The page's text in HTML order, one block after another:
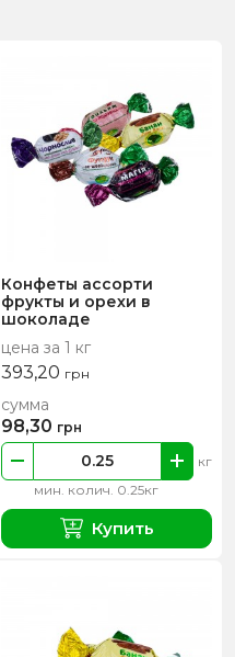
Конфеты ассорти
фрукты и орехи в
шоколаде
цена за 1 кг
393,20 грн
мин. колич. 0.25кг
кг
сумма
98,30 грн
Купить